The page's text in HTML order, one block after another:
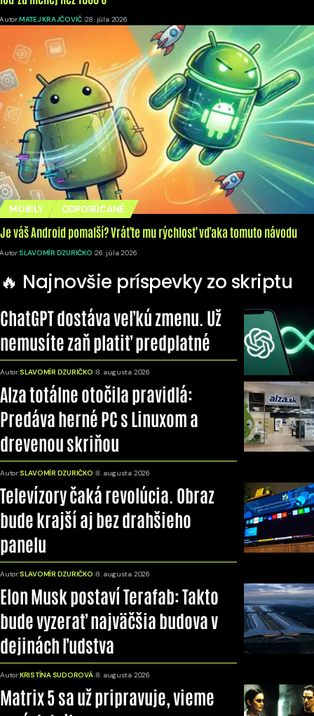
Autor:MATEJ KRAJČOVIČ 28. júla 2026
MOBILY ODPORÚČANÉ
Je váš Android pomalší? Vráťte mu rýchlosť vďaka tomuto návodu
Autor:SLAVOMÍR DZURIČKO 26. júla 2026
🔥 Najnovšie príspevky zo skriptu
ChatGPT dostáva veľkú zmenu. Už
nemusíte zaň platiť predplatné
Autor:SLAVOMÍR DZURIČKO 8. augusta 2026
Alza totálne otočila pravidlá:
Predáva herné PC s Linuxom a
drevenou skriňou
Autor:SLAVOMÍR DZURIČKO 8. augusta 2026
Televízory čaká revolúcia. Obraz
bude krajší aj bez drahšieho
panelu
Autor:SLAVOMÍR DZURIČKO 8. augusta 2026
Elon Musk postaví Terafab: Takto
bude vyzerať najväčšia budova v
dejinách ľudstva
Autor:KRISTÍNA SUDOROVÁ 8. augusta 2026
Matrix 5 sa už pripravuje, vieme